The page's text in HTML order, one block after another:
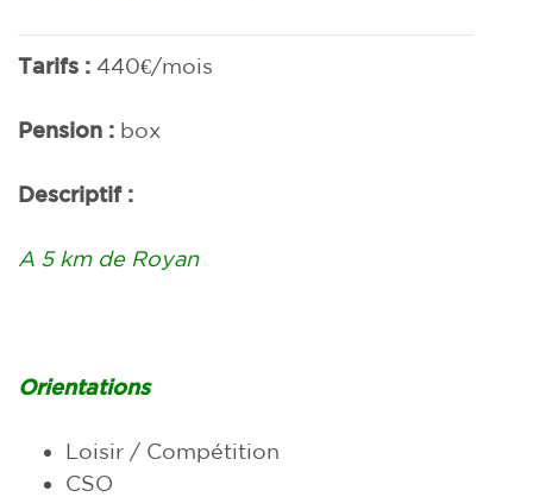
Tarifs : 440€/mois
Pension : box
Descriptif :
A 5 km de Royan
Orientations
Loisir / Compétition
CSO